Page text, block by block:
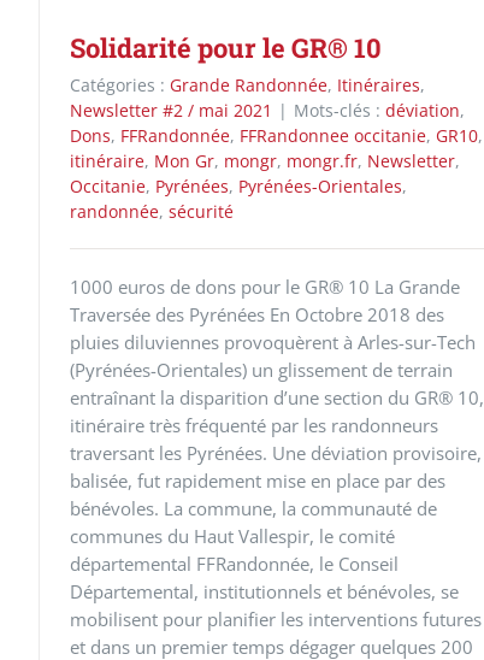
Solidarité pour le GR® 10
Catégories : Grande Randonnée, Itinéraires,
Newsletter #2 / mai 2021 | Mots-clés : déviation,
Dons, FFRandonnée, FFRandonnee occitanie, GR10,
itinéraire, Mon Gr, mongr, mongr.fr, Newsletter,
Occitanie, Pyrénées, Pyrénées-Orientales,
randonnée, sécurité
1000 euros de dons pour le GR® 10 La Grande
Traversée des Pyrénées En Octobre 2018 des
pluies diluviennes provoquèrent à Arles-sur-Tech
(Pyrénées-Orientales) un glissement de terrain
entraînant la disparition d’une section du GR® 10,
itinéraire très fréquenté par les randonneurs
traversant les Pyrénées. Une déviation provisoire,
balisée, fut rapidement mise en place par des
bénévoles. La commune, la communauté de
communes du Haut Vallespir, le comité
départemental FFRandonnée, le Conseil
Départemental, institutionnels et bénévoles, se
mobilisent pour planifier les interventions futures
et dans un premier temps dégager quelques 200